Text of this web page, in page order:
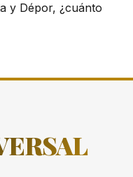
y Dépor, ¿cuánto